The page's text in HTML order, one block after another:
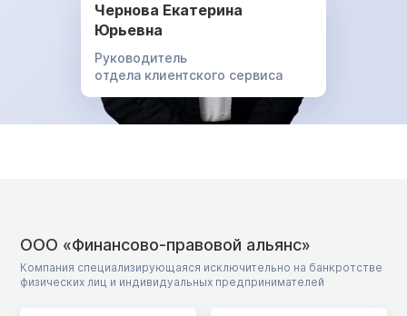
Чернова Екатерина
Юрьевна
Руководитель
отдела клиентского сервиса
ООО «Финансово-правовой альянс»
Компания специализирующаяся исключительно на банкротстве
физических лиц и индивидуальных предпринимателей